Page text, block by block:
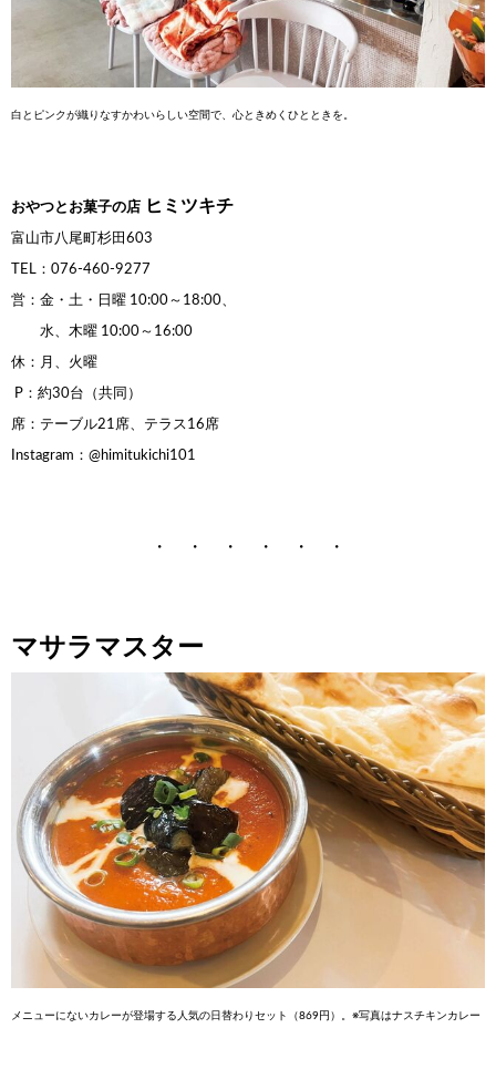
白とピンクが織りなすかわいらしい空間で、心ときめくひとときを。
おやつとお菓子の店 ヒミツキチ
富山市八尾町杉田603
TEL：076-460-9277
営：金・土・日曜 10:00～18:00、
水、木曜 10:00～16:00
休：月、火曜
P：約30台（共同）
席：テーブル21席、テラス16席
Instagram：@himitukichi101
・ ・ ・ ・ ・ ・
マサラマスター
メニューにないカレーが登場する人気の日替わりセット（869円）。※写真はナスチキンカレー